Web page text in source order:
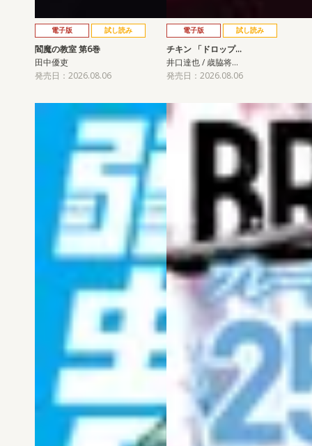
電子版 試し読み
閻魔の教室 第6巻
田中優吏
発売日：2026.08.06
電子版 試し読み
チキン 「ドロップ…
井口達也 / 歳脇将…
発売日：2026.08.06